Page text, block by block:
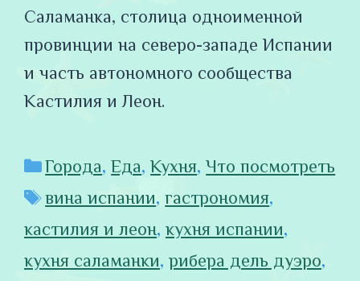
Саламанка, столица одноименной
провинции на северо-западе Испании
и часть автономного сообщества
Кастилия и Леон.
Рубрики
Города,Еда,Кухня,Что посмотреть
Метки
вина испании,гастрономия,
кастилия и леон, кухня испании,
кухня саламанки, рибера дель дуэро,